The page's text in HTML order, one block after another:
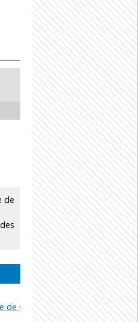
de
Champagnac-de-Belair